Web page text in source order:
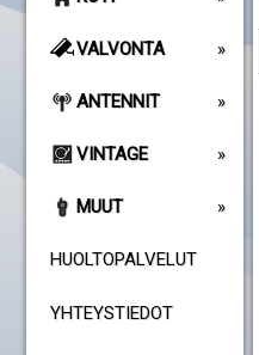
VALVONTA
ANTENNIT
VINTAGE
MUUT
HUOLTOPALVELUT
YHTEYSTIEDOT